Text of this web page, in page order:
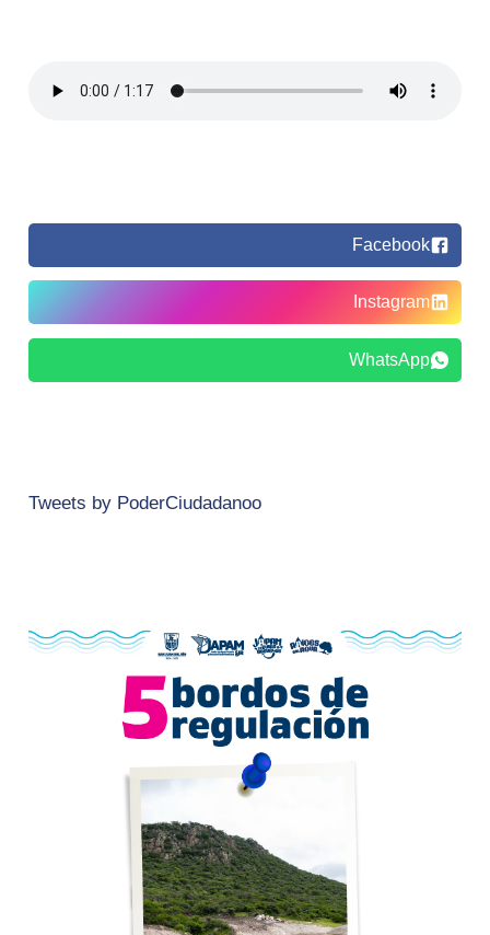
Facebook
Instagram
WhatsApp
Tweets by PoderCiudadanoo